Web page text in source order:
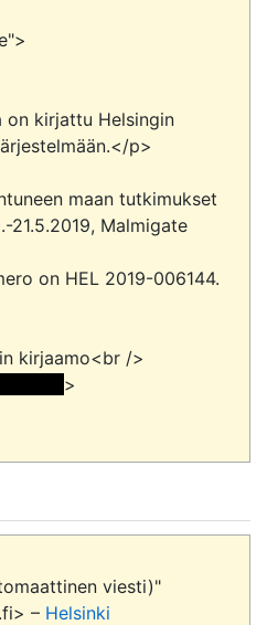
p>
21.5.2019, Malmigate
>
viesti)"
– Helsinki